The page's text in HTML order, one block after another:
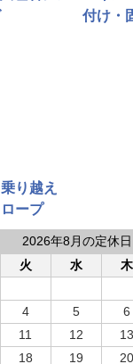
2026年
り越え
ープ
火 水 木
4 5 6